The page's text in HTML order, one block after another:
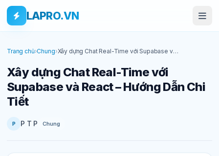
Skip to main content
Bỏ qua tới nội dung
LAPRO.VN
Trang chủ›Chung›Xây dựng Chat Real-Time với Supabase và
Xây dựng Chat Real-Time với
Supabase và React – Hướng Dẫn Chi
Tiết
P P T P Chung